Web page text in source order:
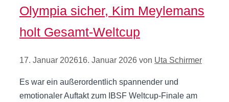
Olympia sicher, Kim Meylemans
holt Gesamt-Weltcup
17. Januar 202616. Januar 2026 von Uta Schirmer
Es war ein außerordentlich spannender und
emotionaler Auftakt zum IBSF Weltcup-Finale am